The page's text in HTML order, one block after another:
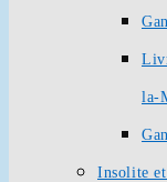
la-
Insolite